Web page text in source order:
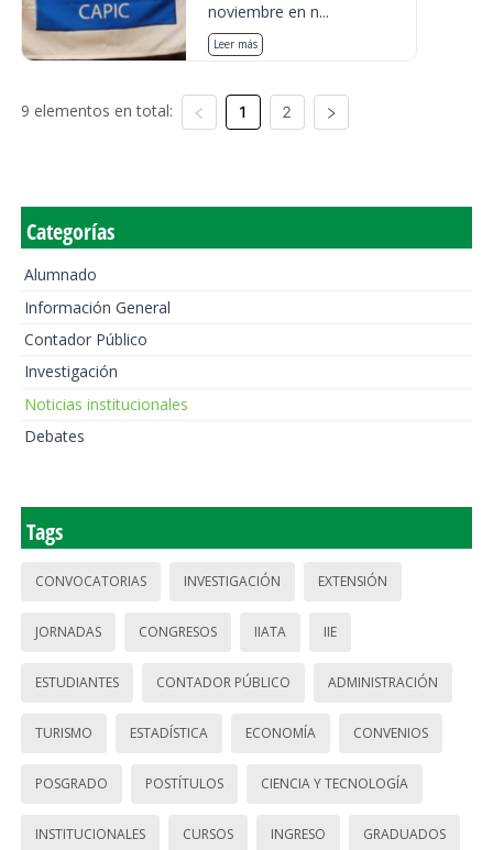
noviembre en n...
Leer más
9 elementos en total: 1 2
Categorías
Alumnado
Información General
Contador Público
Investigación
Noticias institucionales
Debates
Tags
CONVOCATORIAS INVESTIGACIÓN EXTENSIÓN
JORNADAS CONGRESOS IIATA IIE
ESTUDIANTES CONTADOR PÚBLICO ADMINISTRACIÓN
TURISMO ESTADÍSTICA ECONOMÍA CONVENIOS
POSGRADO POSTÍTULOS CIENCIA Y TECNOLOGÍA
INSTITUCIONALES CURSOS INGRESO GRADUADOS